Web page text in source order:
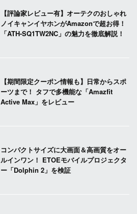
【評論家レビュー有】オーテクのおしゃれ
ノイキャンイヤホンがAmazonで超お得！
「ATH-SQ1TW2NC」の魅力を徹底解説！
【期間限定クーポン情報も】日常からスポ
ーツまで！ タフで多機能な「Amazfit
Active Max」をレビュー
コンパクトサイズに大画面＆高画質をオー
ルインワン！ ETOEモバイルプロジェクタ
ー「Dolphin 2」を検証